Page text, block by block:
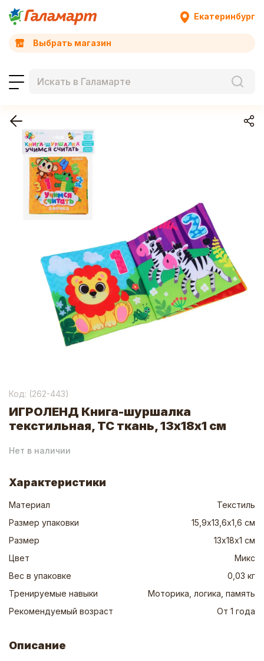
Екатеринбург
Выбрать магазин
Код: (262-443)
ИГРОЛЕНД Книга-шуршалка
текстильная, ТС ткань, 13х18х1 см
Нет в наличии
Характеристики
Материал
Текстиль
Размер упаковки
15,9х13,6х1,6 см
Размер
13х18х1 см
Цвет
Микс
Вес в упаковке
0,03 кг
Тренируемые навыки
Моторика, логика, память
Рекомендуемый возраст
От 1 года
Описание